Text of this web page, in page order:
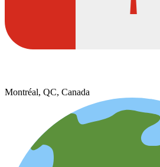
Montréal, QC, Canada